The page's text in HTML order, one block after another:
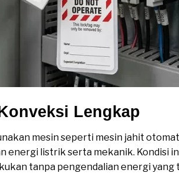
Lengkap
mesin seperti mesin jahit
energi listrik serta mekanik. Kondisi
tanpa pengendalian energi yang